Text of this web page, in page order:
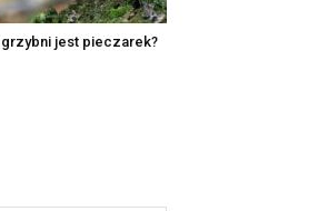
jest pieczarek?